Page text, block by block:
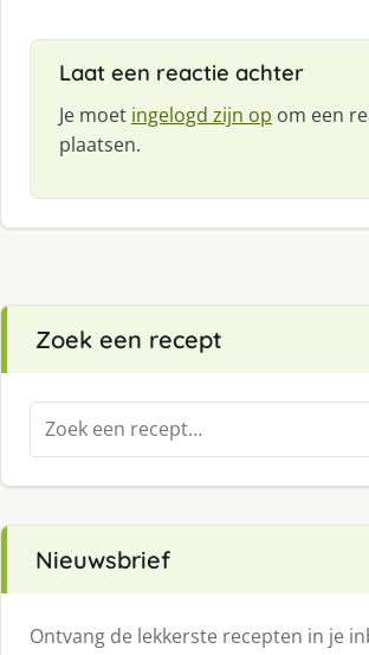
Laat een reactie achter
Je moet ingelogd zijn op om een
plaatsen.
Zoek een recept
Zoeken
naar:
Nieuwsbrief
Ontvang de lekkerste recepten in je